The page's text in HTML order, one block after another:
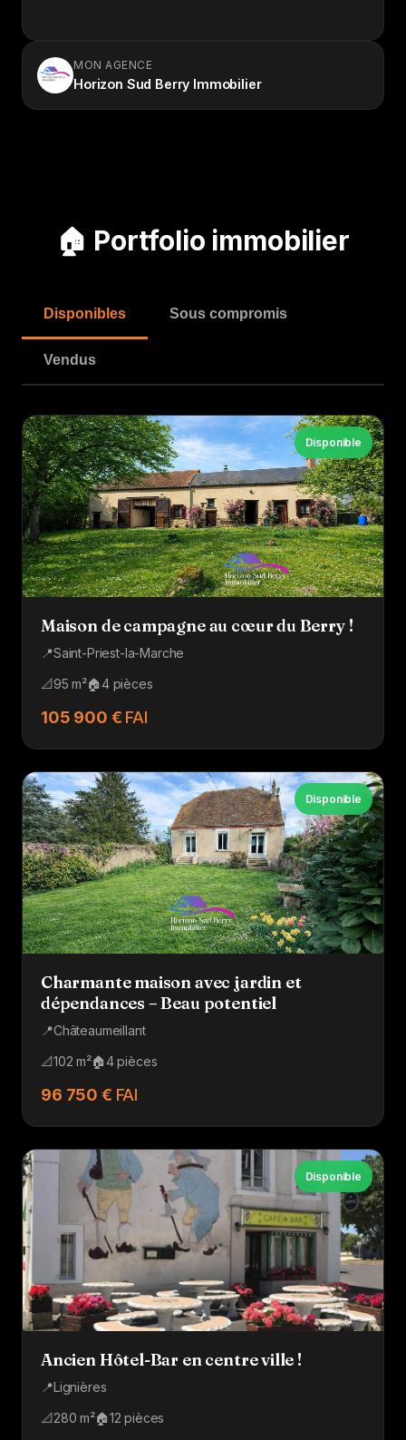
MON AGENCE
Horizon Sud Berry Immobilier
🏠 Portfolio immobilier
Disponibles Sous compromis
Vendus
Disponible
Maison de campagne au cœur du Berry !
📍Saint-Priest-la-Marche
📐95 m²🏠4 pièces
105 900 € FAI
Disponible
Charmante maison avec jardin et
dépendances – Beau potentiel
📍Châteaumeillant
📐102 m²🏠4 pièces
96 750 € FAI
Disponible
Ancien Hôtel-Bar en centre ville !
📍Lignières
📐280 m²🏠12 pièces